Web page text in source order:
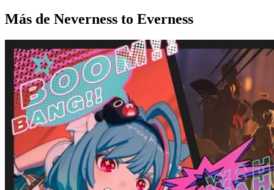
Más de Neverness to Everness